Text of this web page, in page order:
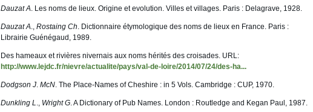
Dauzat A. Les noms de lieux. Origine et evolution. Villes et villages. Paris : Delagrave, 1928.
Dauzat A., Rostaing Ch. Dictionnaire étymologique des noms de lieux en France. Paris :
Librairie Guénégaud, 1989.
Des hameaux et rivières nivernais aux noms hérités des croisades. URL:
http://www.lejdc.fr/nievre/actualite/pays/val-de-loire/2014/07/24/des-ha...
Dodgson J. McN. The Place-Names of Cheshire : in 5 Vols. Cambridge : CUP, 1970.
Dunkling L., Wright G. A Dictionary of Pub Names. London : Routledge and Kegan Paul, 1987.